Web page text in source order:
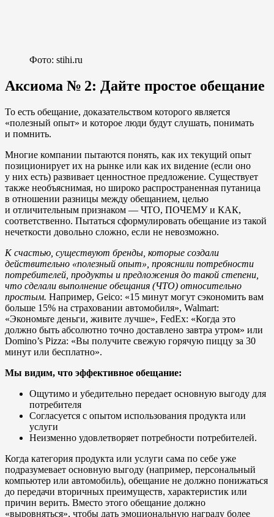
Фото: stihi.ru
Аксиома № 2: Дайте простое обещание
То есть обещание, доказательством которого является
«полезный опыт» и которое люди будут слушать, понимать
и помнить.
Многие компании пытаются понять, как их текущий опыт
позиционирует их на рынке или как их видение (если оно
у них есть) развивает ценностное предложение. Существует
также необъяснимая, но широко распространенная путаница
в отношении разницы между обещанием, целью
и отличительным признаком — ЧТО, ПОЧЕМУ и КАК,
соответственно. Пытаться сформулировать обещание из такой
нечеткости довольно сложно, если не невозможно.
К счастью, существуют бренды, которые создали
действительно «полезный опыт», прояснили потребности
потребителей, продукты и предложения до такой степени,
что сделали выполнение обещания (ЧТО) относительно
простым. Например, Geico: «15 минут могут сэкономить вам
больше 15% на страховании автомобиля», Walmart:
«Экономьте деньги, живите лучше», FedEx: «Когда это
должно быть абсолютно точно доставлено завтра утром» или
Domino’s Pizza: «Вы получите свежую горячую пиццу за 30
минут или бесплатно».
Мы видим, что эффективное обещание:
Ощутимо и убедительно передает основную выгоду для
потребителя
Согласуется с опытом использования продукта или
услуги
Неизменно удовлетворяет потребности потребителей.
Когда категория продукта или услуги сама по себе уже
подразумевает основную выгоду (например, персональный
компьютер или автомобиль), обещание не должно понижаться
до передачи вторичных преимуществ, характеристик или
причин верить. Вместо этого обещание должно
«выровняться», чтобы дать эмоциональную награду более